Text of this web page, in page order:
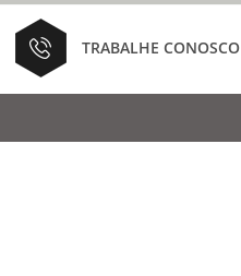
TRABALHE CONOSCO